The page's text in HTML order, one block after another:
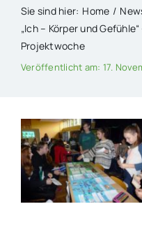
Sie sind hier: Home
„Ich – Körper und
Projektwoche
Veröffentlicht am: 17.